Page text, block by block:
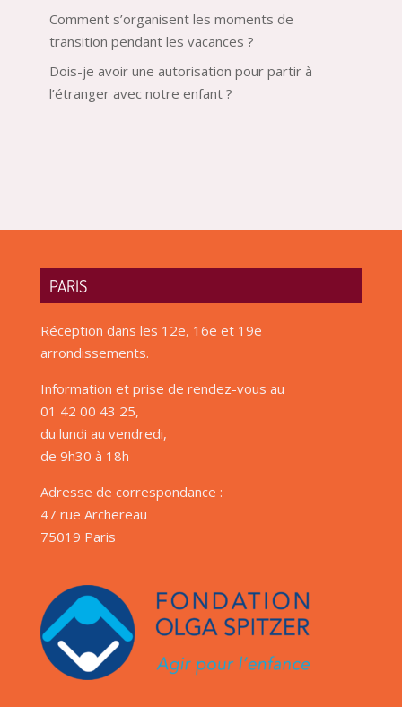
Comment s’organisent les moments de
transition pendant les vacances ?
Dois-je avoir une autorisation pour partir à
l’étranger avec notre enfant ?
PARIS
Réception dans les 12e, 16e et 19e
arrondissements.
Information et prise de rendez-vous au
01 42 00 43 25,
du lundi au vendredi,
de 9h30 à 18h
Adresse de correspondance :
47 rue Archereau
75019 Paris